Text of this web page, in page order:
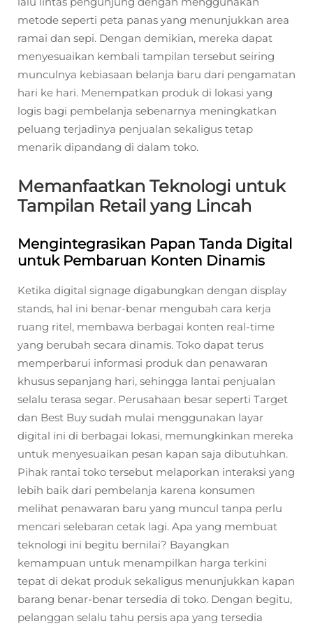
metode seperti peta panas yang menunjukkan area
ramai dan sepi. Dengan demikian, mereka dapat
menyesuaikan kembali tampilan tersebut seiring
munculnya kebiasaan belanja baru dari pengamatan
hari ke hari. Menempatkan produk di lokasi yang
logis bagi pembelanja sebenarnya meningkatkan
peluang terjadinya penjualan sekaligus tetap
menarik dipandang di dalam toko.
Memanfaatkan Teknologi untuk
Tampilan Retail yang Lincah
Mengintegrasikan Papan Tanda Digital
untuk Pembaruan Konten Dinamis
Ketika digital signage digabungkan dengan display
stands, hal ini benar-benar mengubah cara kerja
ruang ritel, membawa berbagai konten real-time
yang berubah secara dinamis. Toko dapat terus
memperbarui informasi produk dan penawaran
khusus sepanjang hari, sehingga lantai penjualan
selalu terasa segar. Perusahaan besar seperti Target
dan Best Buy sudah mulai menggunakan layar
digital ini di berbagai lokasi, memungkinkan mereka
untuk menyesuaikan pesan kapan saja dibutuhkan.
Pihak rantai toko tersebut melaporkan interaksi yang
lebih baik dari pembelanja karena konsumen
melihat penawaran baru yang muncul tanpa perlu
mencari selebaran cetak lagi. Apa yang membuat
teknologi ini begitu bernilai? Bayangkan
kemampuan untuk menampilkan harga terkini
tepat di dekat produk sekaligus menunjukkan kapan
barang benar-benar tersedia di toko. Dengan begitu,
pelanggan selalu tahu persis apa yang tersedia